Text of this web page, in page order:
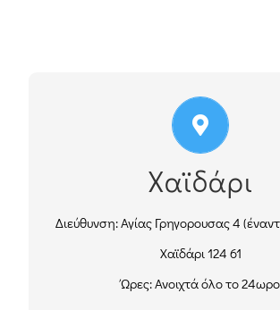
Χαϊδάρι
Διεύθυνση: Αγίας Γρηγορουσας 4
Χαϊδάρι 124 61
Ώρες: Ανοιχτά όλο το 24ωρο
Τηλ.:Κέντρο:
210 58 15 386
Τηλ.:Οικία:
210 53 14 998
210 57 60 724
Κιν.:
ΟΔΗΓΊΕΣ